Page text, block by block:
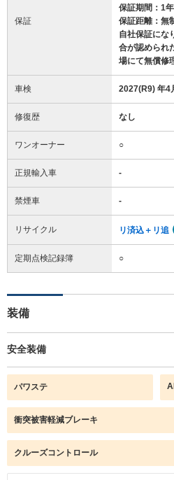
保証
保証期間：1年
保証距離：無
自社保証にな
合が認められ
場にて無償修
車検 2027(R9) 年4
修復歴 なし
ワンオーナー ○
正規輸入車 -
禁煙車 -
リサイクル リ済込＋リ追
定期点検記録簿 ○
装備
安全装備
パワステ
衝突被害軽減ブレーキ
クルーズコントロール